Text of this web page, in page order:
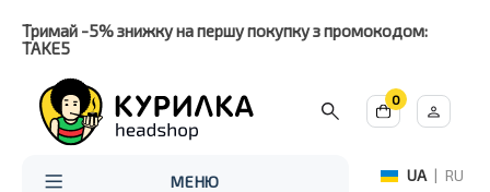
Тримай -5% знижку на першу покупку з промокодом:
TAKE5
0
МЕНЮ UA | RU